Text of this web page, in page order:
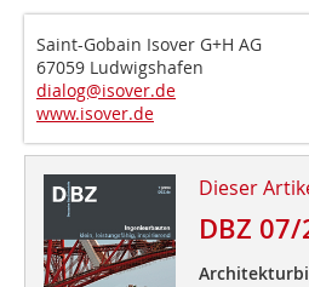
Saint-Gobain Isover G+H AG
67059 Ludwigshafen
dialog@isover.de
www.isover.de
Dieser
DBZ